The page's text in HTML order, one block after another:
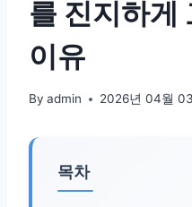
를 진지하게
이유
By admin 2026년 04월
목차